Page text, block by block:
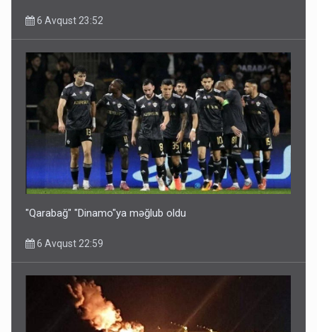
6 Avqust 23:52
"Qarabağ" "Dinamo"ya məğlub oldu
6 Avqust 22:59